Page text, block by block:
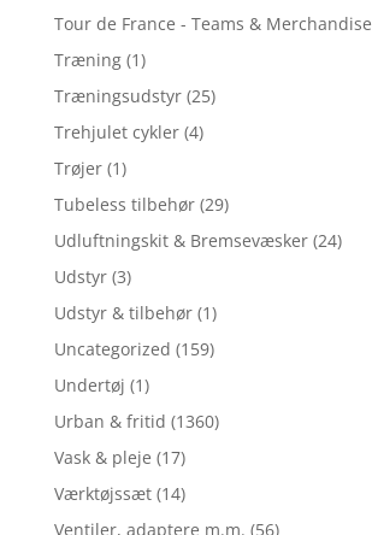
Tour de France - Teams & Merchandise
Træning (1)
Træningsudstyr (25)
Trehjulet cykler (4)
Trøjer (1)
Tubeless tilbehør (29)
Udluftningskit & Bremsevæsker (24)
Udstyr (3)
Udstyr & tilbehør (1)
Uncategorized (159)
Undertøj (1)
Urban & fritid (1360)
Vask & pleje (17)
Værktøjssæt (14)
Ventiler, adaptere m.m. (56)